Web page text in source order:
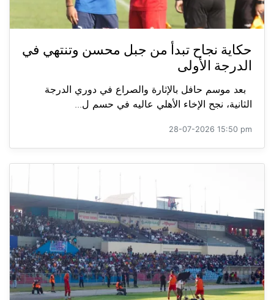
حكاية نجاح تبدأ من جبل محسن وتنتهي في
الدرجة الأولى
بعد موسم حافل بالإثارة والصراع في دوري الدرجة
الثانية، نجح الإخاء الأهلي عاليه في حسم ل...
28-07-2026 15:50 pm